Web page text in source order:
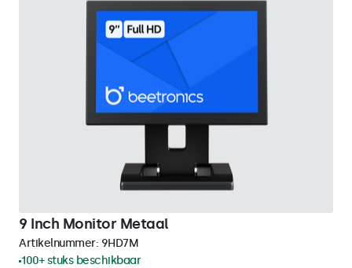
9 Inch Monitor Metaal
Artikelnummer: 9HD7M
100+ stuks beschikbaar